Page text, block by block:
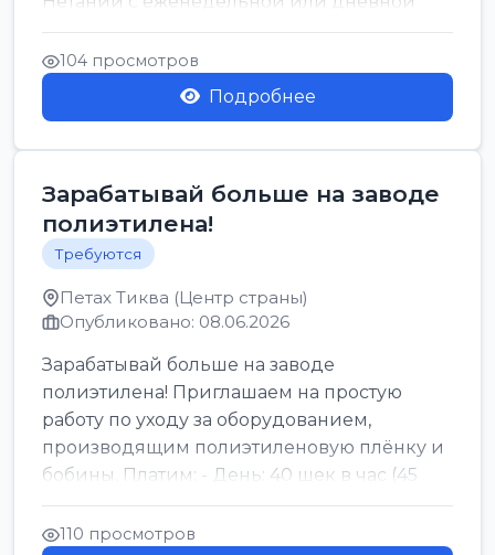
оплатой<br />
Свежие вакансии в Нетании дл...
104 просмотров
Подробнее
Зарабатывай больше на заводе
полиэтилена!
Требуются
Петах Тиква (Центр страны)
Опубликовано: 08.06.2026
Зарабатывай больше на заводе
полиэтилена! Приглашаем на простую
работу по уходу за оборудованием,
производящим полиэтиленовую плёнку и
бобины. Платим: - День: 40 шек в час (45
для синих бумаг и виз) -...
110 просмотров